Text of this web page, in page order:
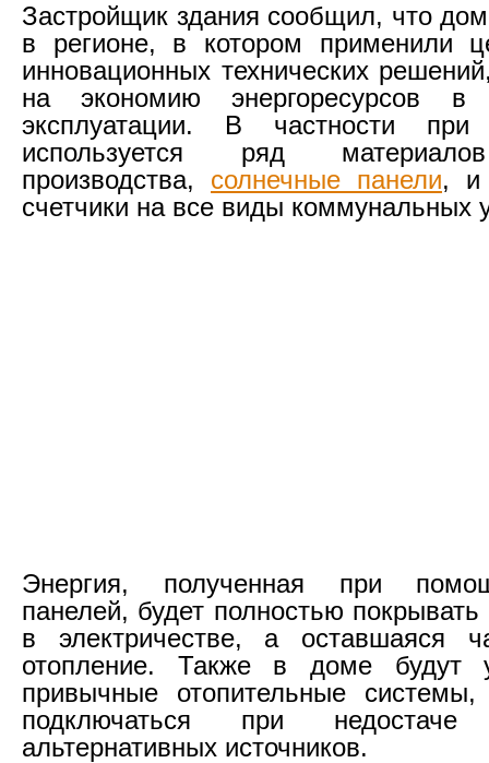
Застройщик здания сообщил, что
в регионе, в котором применили
инновационных технических
на экономию энергоресурсов в
эксплуатации. В частности при
используется ряд
производства, солнечные панели, и
счетчики на все виды коммунальных
Энергия, полученная при
панелей, будет полностью
в электричестве, а оставшаяся
отопление. Также в доме будут
привычные отопительные системы,
подключаться при
альтернативных источников.